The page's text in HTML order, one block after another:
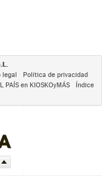
legal
Política de privacidad
PAÍS en KIOSKOyMÁS
Índice